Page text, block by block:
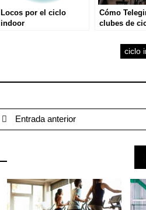
Locos por el ciclo
indoor
Cómo
clubes de
ciclo
Entrada anterior